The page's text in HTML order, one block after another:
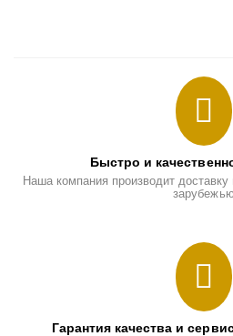
Быстро и
Наша компания производит
зарубежью
Гарантия качества и